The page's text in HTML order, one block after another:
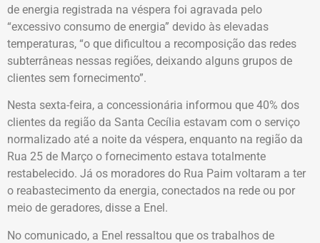
de energia registrada na véspera foi agravada pelo
“excessivo consumo de energia” devido às elevadas
temperaturas, “o que dificultou a recomposição das redes
subterrâneas nessas regiões, deixando alguns grupos de
clientes sem fornecimento”.
Nesta sexta-feira, a concessionária informou que 40% dos
clientes da região da Santa Cecília estavam com o serviço
normalizado até a noite da véspera, enquanto na região da
Rua 25 de Março o fornecimento estava totalmente
restabelecido. Já os moradores do Rua Paim voltaram a ter
o reabastecimento da energia, conectados na rede ou por
meio de geradores, disse a Enel.
No comunicado, a Enel ressaltou que os trabalhos de